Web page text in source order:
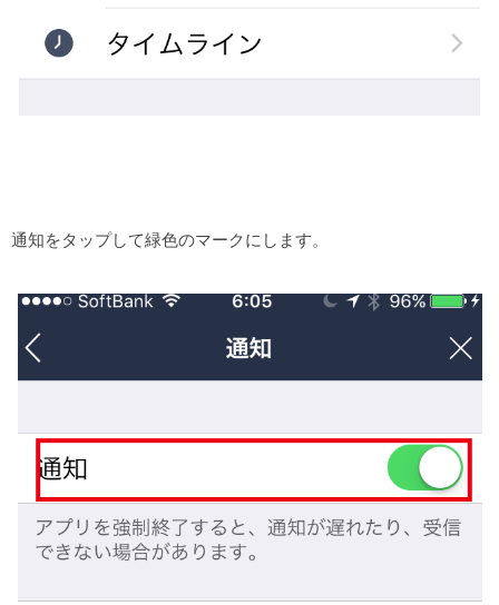
通知をタップして緑色のマークにします。